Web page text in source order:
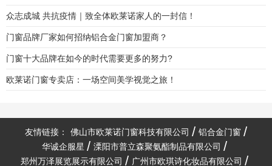
众志成城 共抗疫情｜致全体欧莱诺家人的一封信！
门窗品牌厂家如何招纳铝合金门窗加盟商？
门窗十大品牌在如今的时代需要更多的努力?
欧莱诺门窗专卖店：一场空间美学视觉之旅！
友情链接： 佛山市欧莱诺门窗科技有限公司
铝合金门窗
华诚企服星
溧阳市普立森聚氨酯制品有限公司
郑州万泽展览展示有限公司
广州市欧琪诗化妆品有限公司